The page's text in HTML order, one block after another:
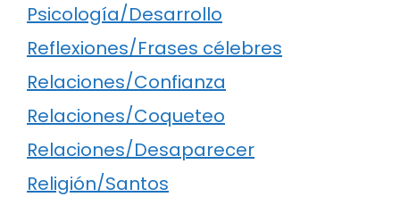
Psicología/Desarrollo
Reflexiones/Frases célebres
Relaciones/Confianza
Relaciones/Coqueteo
Relaciones/Desaparecer
Religión/Santos